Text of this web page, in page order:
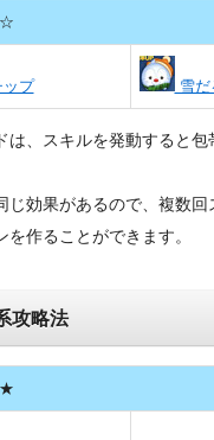
プ 雪
は、スキルを発動すると
じ効果があるので、複数回
を作ることができます。
攻略法